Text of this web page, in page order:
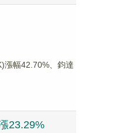
漲幅42.70%、鈞達
23.29%